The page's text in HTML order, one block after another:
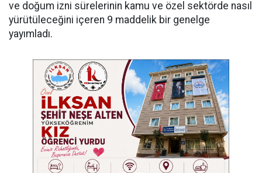
ve doğum izni sürelerinin kamu ve özel sektörde nasıl
yürütüleceğini içeren 9 maddelik bir genelge
yayımladı.